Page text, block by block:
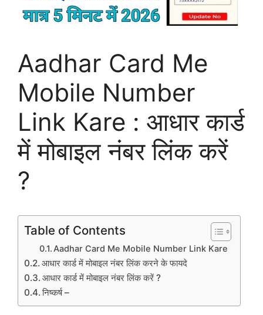
Aadhar Card Me
Mobile Number
Link Kare : आधार कार्ड
में मोबाइल नंबर लिंक करें
?
Table of Contents
Aadhar Card Me Mobile Number Link Kare
आधार कार्ड में मोबाइल नंबर लिंक करने के फायदे
आधार कार्ड में मोबाइल नंबर लिंक करें ?
निष्कर्ष –